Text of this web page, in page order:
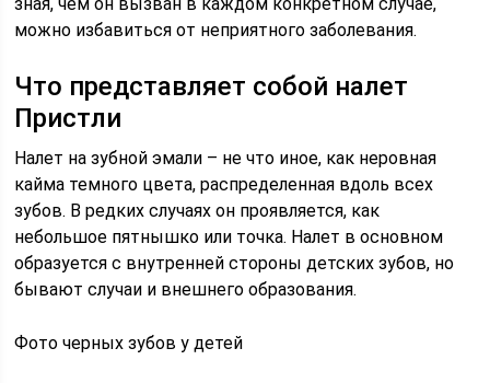
можно избавиться от неприятного заболевания.
Что представляет собой налет
Пристли
Налет на зубной эмали – не что иное, как неровная
кайма темного цвета, распределенная вдоль всех
зубов. В редких случаях он проявляется, как
небольшое пятнышко или точка. Налет в основном
образуется с внутренней стороны детских зубов, но
бывают случаи и внешнего образования.
Фото черных зубов у детей